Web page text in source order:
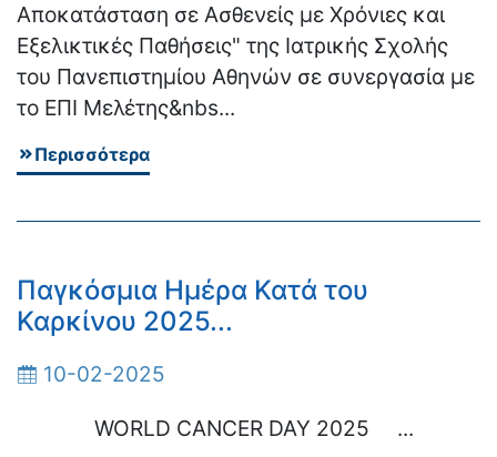
Αποκατάσταση σε Ασθενείς με Χρόνιες και
Εξελικτικές Παθήσεις" της Ιατρικής Σχολής
του Πανεπιστημίου Αθηνών σε συνεργασία με
το ΕΠΙ Μελέτης&nbs...
Περισσότερα
Παγκόσμια Ημέρα Κατά του
Καρκίνου 2025...
10-02-2025
WORLD CANCER DAY 2025 ...